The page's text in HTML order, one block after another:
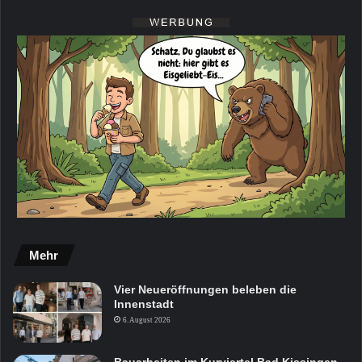
Mehr
Vier Neueröffnungen beleben die
Innenstadt
6. August 2026